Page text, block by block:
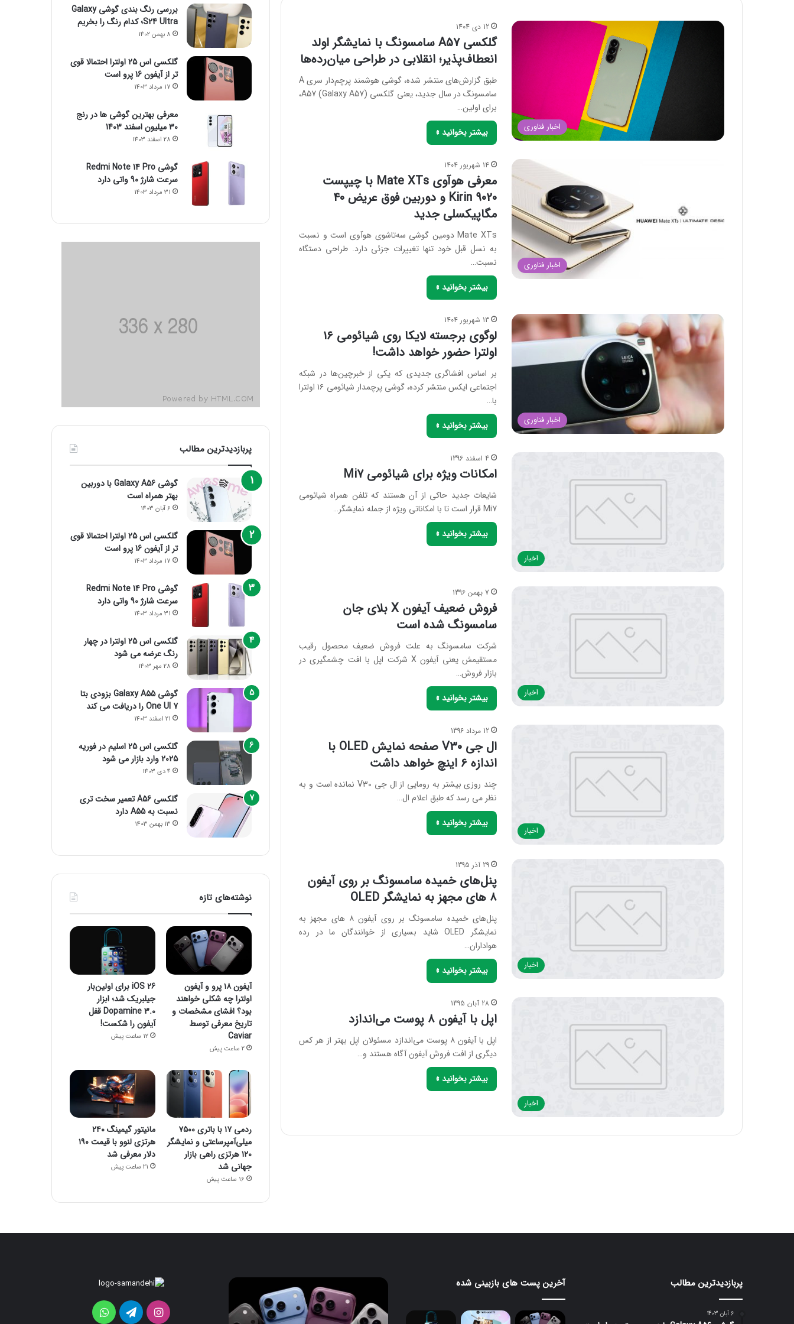
اخبار فناوری
12 دی 1404
گلکسی A57 سامسونگ با نمایشگر اولد
انعطاف‌پذیر؛ انقلابی در طراحی میان‌رده‌ها
طبق گزارش‌های منتشر شده، گوشی هوشمند پرچم‌دار سری A
سامسونگ در سال جدید، یعنی گلکسی A57 (Galaxy A57)،
برای اولین…
بیشتر بخوانید »
اخبار فناوری
14 شهریور 1404
معرفی هوآوی Mate XTs با چیپست
Kirin 9020 و دوربین فوق عریض ۴۰
مگاپیکسلی جدید
Mate XTs دومین گوشی سه‌تاشوی هوآوی است و نسبت
به نسل قبل خود تنها تغییرات جزئی دارد. طراحی دستگاه
نسبت…
بیشتر بخوانید »
اخبار فناوری
13 شهریور 1404
لوگوی برجسته لایکا روی شیائومی ۱۶
اولترا حضور خواهد داشت!
بر اساس افشاگری جدیدی که یکی از خبرچین‌ها در شبکه
اجتماعی ایکس منتشر کرده، گوشی پرچمدار شیائومی ۱۶ اولترا
با…
بیشتر بخوانید »
اخبار
4 اسفند 1396
امکانات ویژه برای شیائومی Mi7
شایعات جدید حاکی از آن هستند که تلفن همراه شیائومی
Mi7 قرار است تا با امکاناتی ویژه از جمله نمایشگر…
بیشتر بخوانید »
اخبار
7 بهمن 1396
فروش ضعیف آیفون X بلای جان
سامسونگ شده است
شرکت سامسونگ به علت فروش ضعیف محصول رقیب
مستقیمش یعنی آیفون X شرکت اپل با افت چشمگیری در
بازار فروش…
بیشتر بخوانید »
اخبار
12 مرداد 1396
ال جی V30 صفحه نمایش OLED با
اندازه ۶ اینچ خواهد داشت
چند روزی بیشتر به رومایی از ال جی V30 نمانده است و به
نظر می رسد که طبق اعلام ال…
بیشتر بخوانید »
اخبار
29 آذر 1395
پنل‌های خمیده سامسونگ بر روی آیفون
۸ های مجهز به نمایشگر OLED
پنل‌های خمیده سامسونگ بر روی آیفون ۸ های مجهز به
نمایشگر OLED شاید بسیاری از خوانندگان ما در رده
هواداران…
بیشتر بخوانید »
اخبار
28 آبان 1395
اپل با آیفون ۸ پوست می‌اندازد
اپل با آیفون ۸ پوست می‌اندازد مسئولان اپل بهتر از هر کس
دیگری از افت فروش آیفون آگاه هستند و…
بیشتر بخوانید »
بررسی رنگ بندی گوشی Galaxy
S24 Ultra؛ کدام رنگ را بخریم
8 بهمن 1402
گلکسی اس 25 اولترا احتمالا قوی
تر از آیفون 16 پرو است
17 مرداد 1403
معرفی بهترین گوشی ها در رنج
۳۰ میلیون اسفند 1403
28 اسفند 1403
گوشی Redmi Note 14 Pro
سرعت شارژ 90 واتی دارد
31 مرداد 1403
پربازدیدترین مطالب
گوشی Galaxy A56 با دوربین
بهتر همراه است
6 آبان 1403
گلکسی اس 25 اولترا احتمالا قوی
تر از آیفون 16 پرو است
17 مرداد 1403
گوشی Redmi Note 14 Pro
سرعت شارژ 90 واتی دارد
31 مرداد 1403
گلکسی اس 25 اولترا در چهار
رنگ عرضه می شود
28 مهر 1403
گوشی Galaxy A55 بزودی بتا
One UI 7 را دریافت می کند
21 اسفند 1403
گلکسی اس 25 اسلیم در فوریه
2025 وارد بازار می شود
4 دی 1403
گلکسی A56 تعمیر سخت تری
نسبت به A55 دارد
13 بهمن 1403
نوشته‌های تازه
آیفون ۱۸ پرو و آیفون
اولترا چه شکلی خواهند
بود؟ افشای مشخصات و
تاریخ معرفی توسط
Caviar
2 ساعت پیش
iOS 26 برای اولین‌بار
جیلبریک شد؛ ابزار
Dopamine 3.0 قفل
آیفون را شکست!
12 ساعت پیش
ردمی ۱۷ با باتری ۷۵۰۰
میلی‌آمپرساعتی و نمایشگر
۱۲۰ هرتزی راهی بازار
جهانی شد
16 ساعت پیش
مانیتور گیمینگ ۲۴۰
هرتزی لنوو با قیمت ۱۹۰
دلار معرفی شد
21 ساعت پیش
پربازدیدترین مطالب
6 آبان 1403
آخرین پست های بازبینی شده
مانیتور
هرتزی
تبلت
Moto
Pad
70
آیفون
پرو
و
اینستاگرامتلگرام واتس